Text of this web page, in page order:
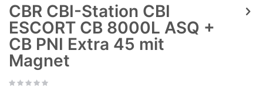
CBR CBI-Station CBI
ESCORT CB 8000L ASQ +
CB PNI Extra 45 mit
Magnet